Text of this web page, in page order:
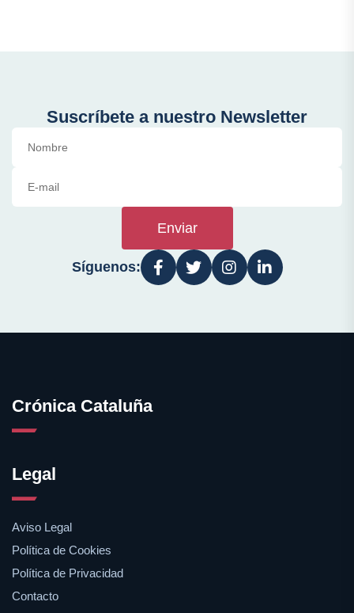
Suscríbete a nuestro Newsletter
Enviar
Síguenos:
Crónica Cataluña
Legal
Aviso Legal
Política de Cookies
Política de Privacidad
Contacto